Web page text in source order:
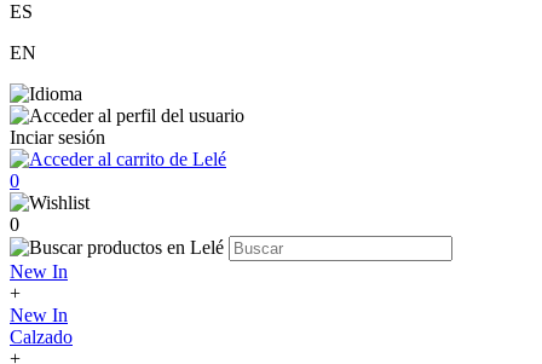
ES
EN
Inciar sesión
0
0
New In
+
New In
Calzado
+